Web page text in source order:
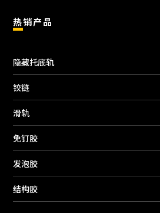
热销产品
隐藏托底轨
铰链
滑轨
免钉胶
发泡胶
结构胶